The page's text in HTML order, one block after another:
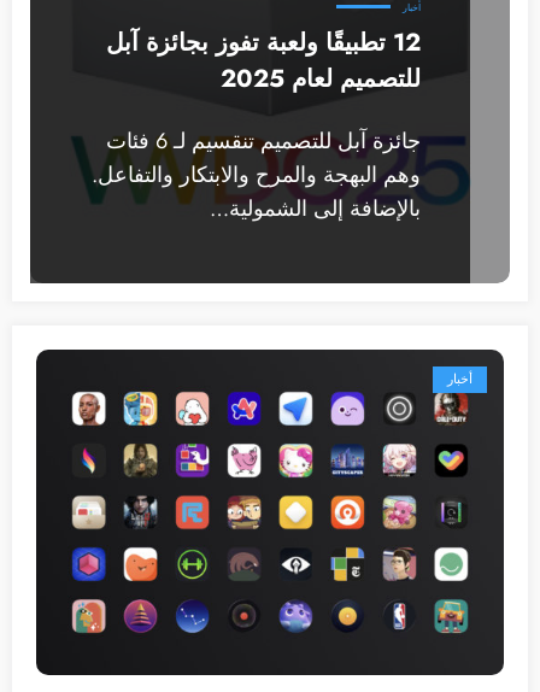
أخبار
12 تطبيقًا ولعبة تفوز بجائزة آبل
للتصميم لعام 2025
جائزة آبل للتصميم تنقسيم لـ 6 فئات
وهم البهجة والمرح والابتكار والتفاعل.
بالإضافة إلى الشمولية…
أخبار